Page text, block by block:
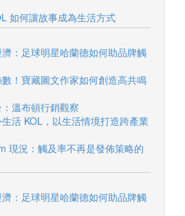
如何讓故事成為生活方式
：足球明星哈蘭德如何助品牌觸
！寶藏圖文作家如何創造高共鳴
溫布頓行銷觀察
活 KOL，以生活情境打造跨產業
現況：觸及率不再是發佈策略的
：足球明星哈蘭德如何助品牌觸